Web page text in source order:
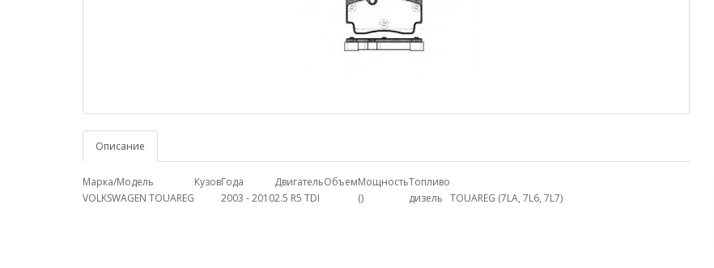
Описание
Марка/Модель КузовГода ДвигательОбъемМощностьТопливо
VOLKSWAGEN TOUAREG
2003 - 20102.5 R5 TDI () дизель TOUAREG (7LA, 7L6, 7L7)